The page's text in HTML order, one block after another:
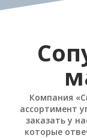
Компания
ассортимент
заказать у
которые